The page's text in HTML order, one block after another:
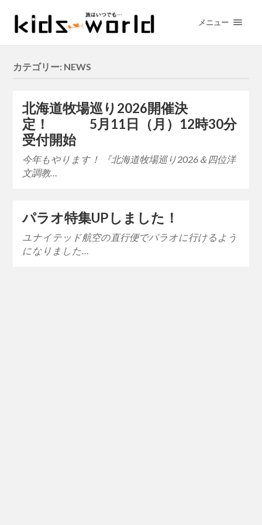
メニュー
カテゴリー: NEWS
北海道牧場巡り2026開催決
定！ 5月11日（月）12時30分
受付開始
今年もやります！ 『北海道牧場巡り2026＆四位洋
文調教…
パラオ特集UPしました！
ユナイテッド航空の直行便でパラオに行けるよう
になりました…